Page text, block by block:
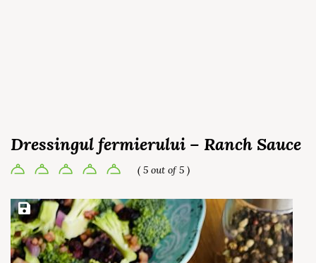
Dressingul fermierului – Ranch Sauce
( 5 out of 5 )
Save Recipe